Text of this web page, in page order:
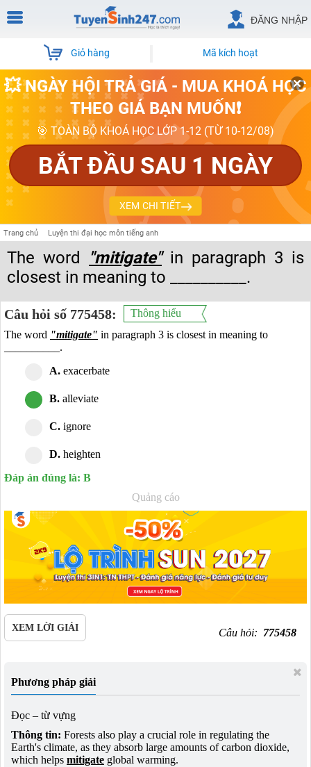
ĐĂNG NHẬP
Giỏ hàng Mã kích hoạt
💥 NGÀY HỘI TRẢ GIÁ - MUA KHOÁ HỌC
THEO GIÁ BẠN MUỐN❗
🎯 TOÀN BỘ KHOÁ HỌC LỚP 1-12 (TỪ 10-12/08)
BẮT ĐẦU SAU 1 NGÀY
XEM CHI TIẾT
Trang chủ Luyện thi đại học môn tiếng anh
The word "mitigate"in paragraph 3 is
closest in meaning to __________.
Câu hỏi số 775458:
Thông hiểu
The word "mitigate" in paragraph 3 is closest in meaning to
__________.
A. exacerbate
B. alleviate
C. ignore
D. heighten
Đáp án đúng là: B
Quảng cáo
XEM LỜI GIẢI Câu hỏi: 775458
Phương pháp giải
Đọc – từ vựng
Thông tin: Forests also play a crucial role in regulating the
Earth's climate, as they absorb large amounts of carbon dioxide,
which helps mitigate global warming.